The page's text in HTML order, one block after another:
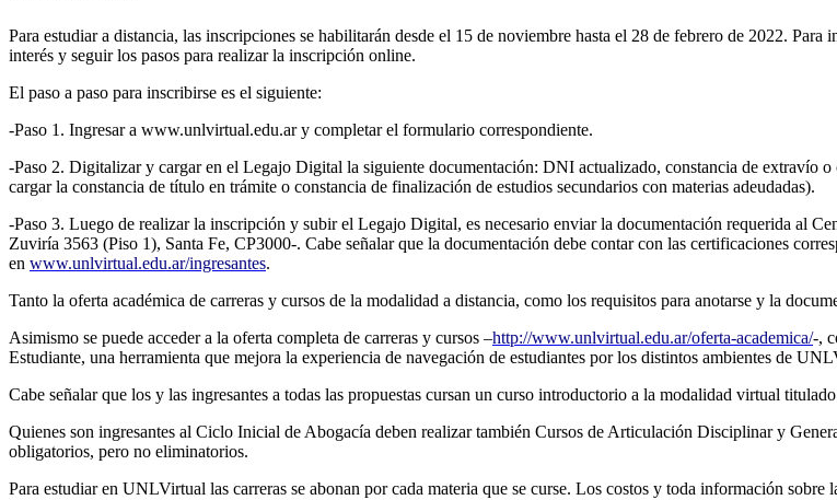
Para estudiar a distancia, las inscripciones se habilitarán desde el 15 de noviembre hasta el 28 de febrero de 2022. Para
interés y seguir los pasos para realizar la inscripción online.
El paso a paso para inscribirse es el siguiente:
-Paso 1. Ingresar a www.unlvirtual.edu.ar y completar el formulario correspondiente.
-Paso 2. Digitalizar y cargar en el Legajo Digital la siguiente documentación: DNI actualizado, constancia de extravío
cargar la constancia de título en trámite o constancia de finalización de estudios secundarios con materias adeudadas).
-Paso 3. Luego de realizar la inscripción y subir el Legajo Digital, es necesario enviar la documentación requerida
Zuviría 3563 (Piso 1), Santa Fe, CP3000-. Cabe señalar que la documentación debe contar con las certificaciones
en www.unlvirtual.edu.ar/ingresantes.
Tanto la oferta académica de carreras y cursos de la modalidad a distancia, como los requisitos para anotarse y la
Asimismo se puede acceder a la oferta completa de carreras y cursos –http://www.unlvirtual.edu.ar/oferta-academica/-,
Estudiante, una herramienta que mejora la experiencia de navegación de estudiantes por los distintos ambientes de
Cabe señalar que los y las ingresantes a todas las propuestas cursan un curso introductorio a la modalidad virtual
Quienes son ingresantes al Ciclo Inicial de Abogacía deben realizar también Cursos de Articulación Disciplinar y
obligatorios, pero no eliminatorios.
Para estudiar en UNLVirtual las carreras se abonan por cada materia que se curse. Los costos y toda información sobre